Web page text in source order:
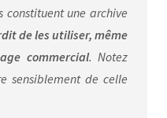
constituent une archive
de les utiliser, même
commercial. Notez
sensiblement de celle